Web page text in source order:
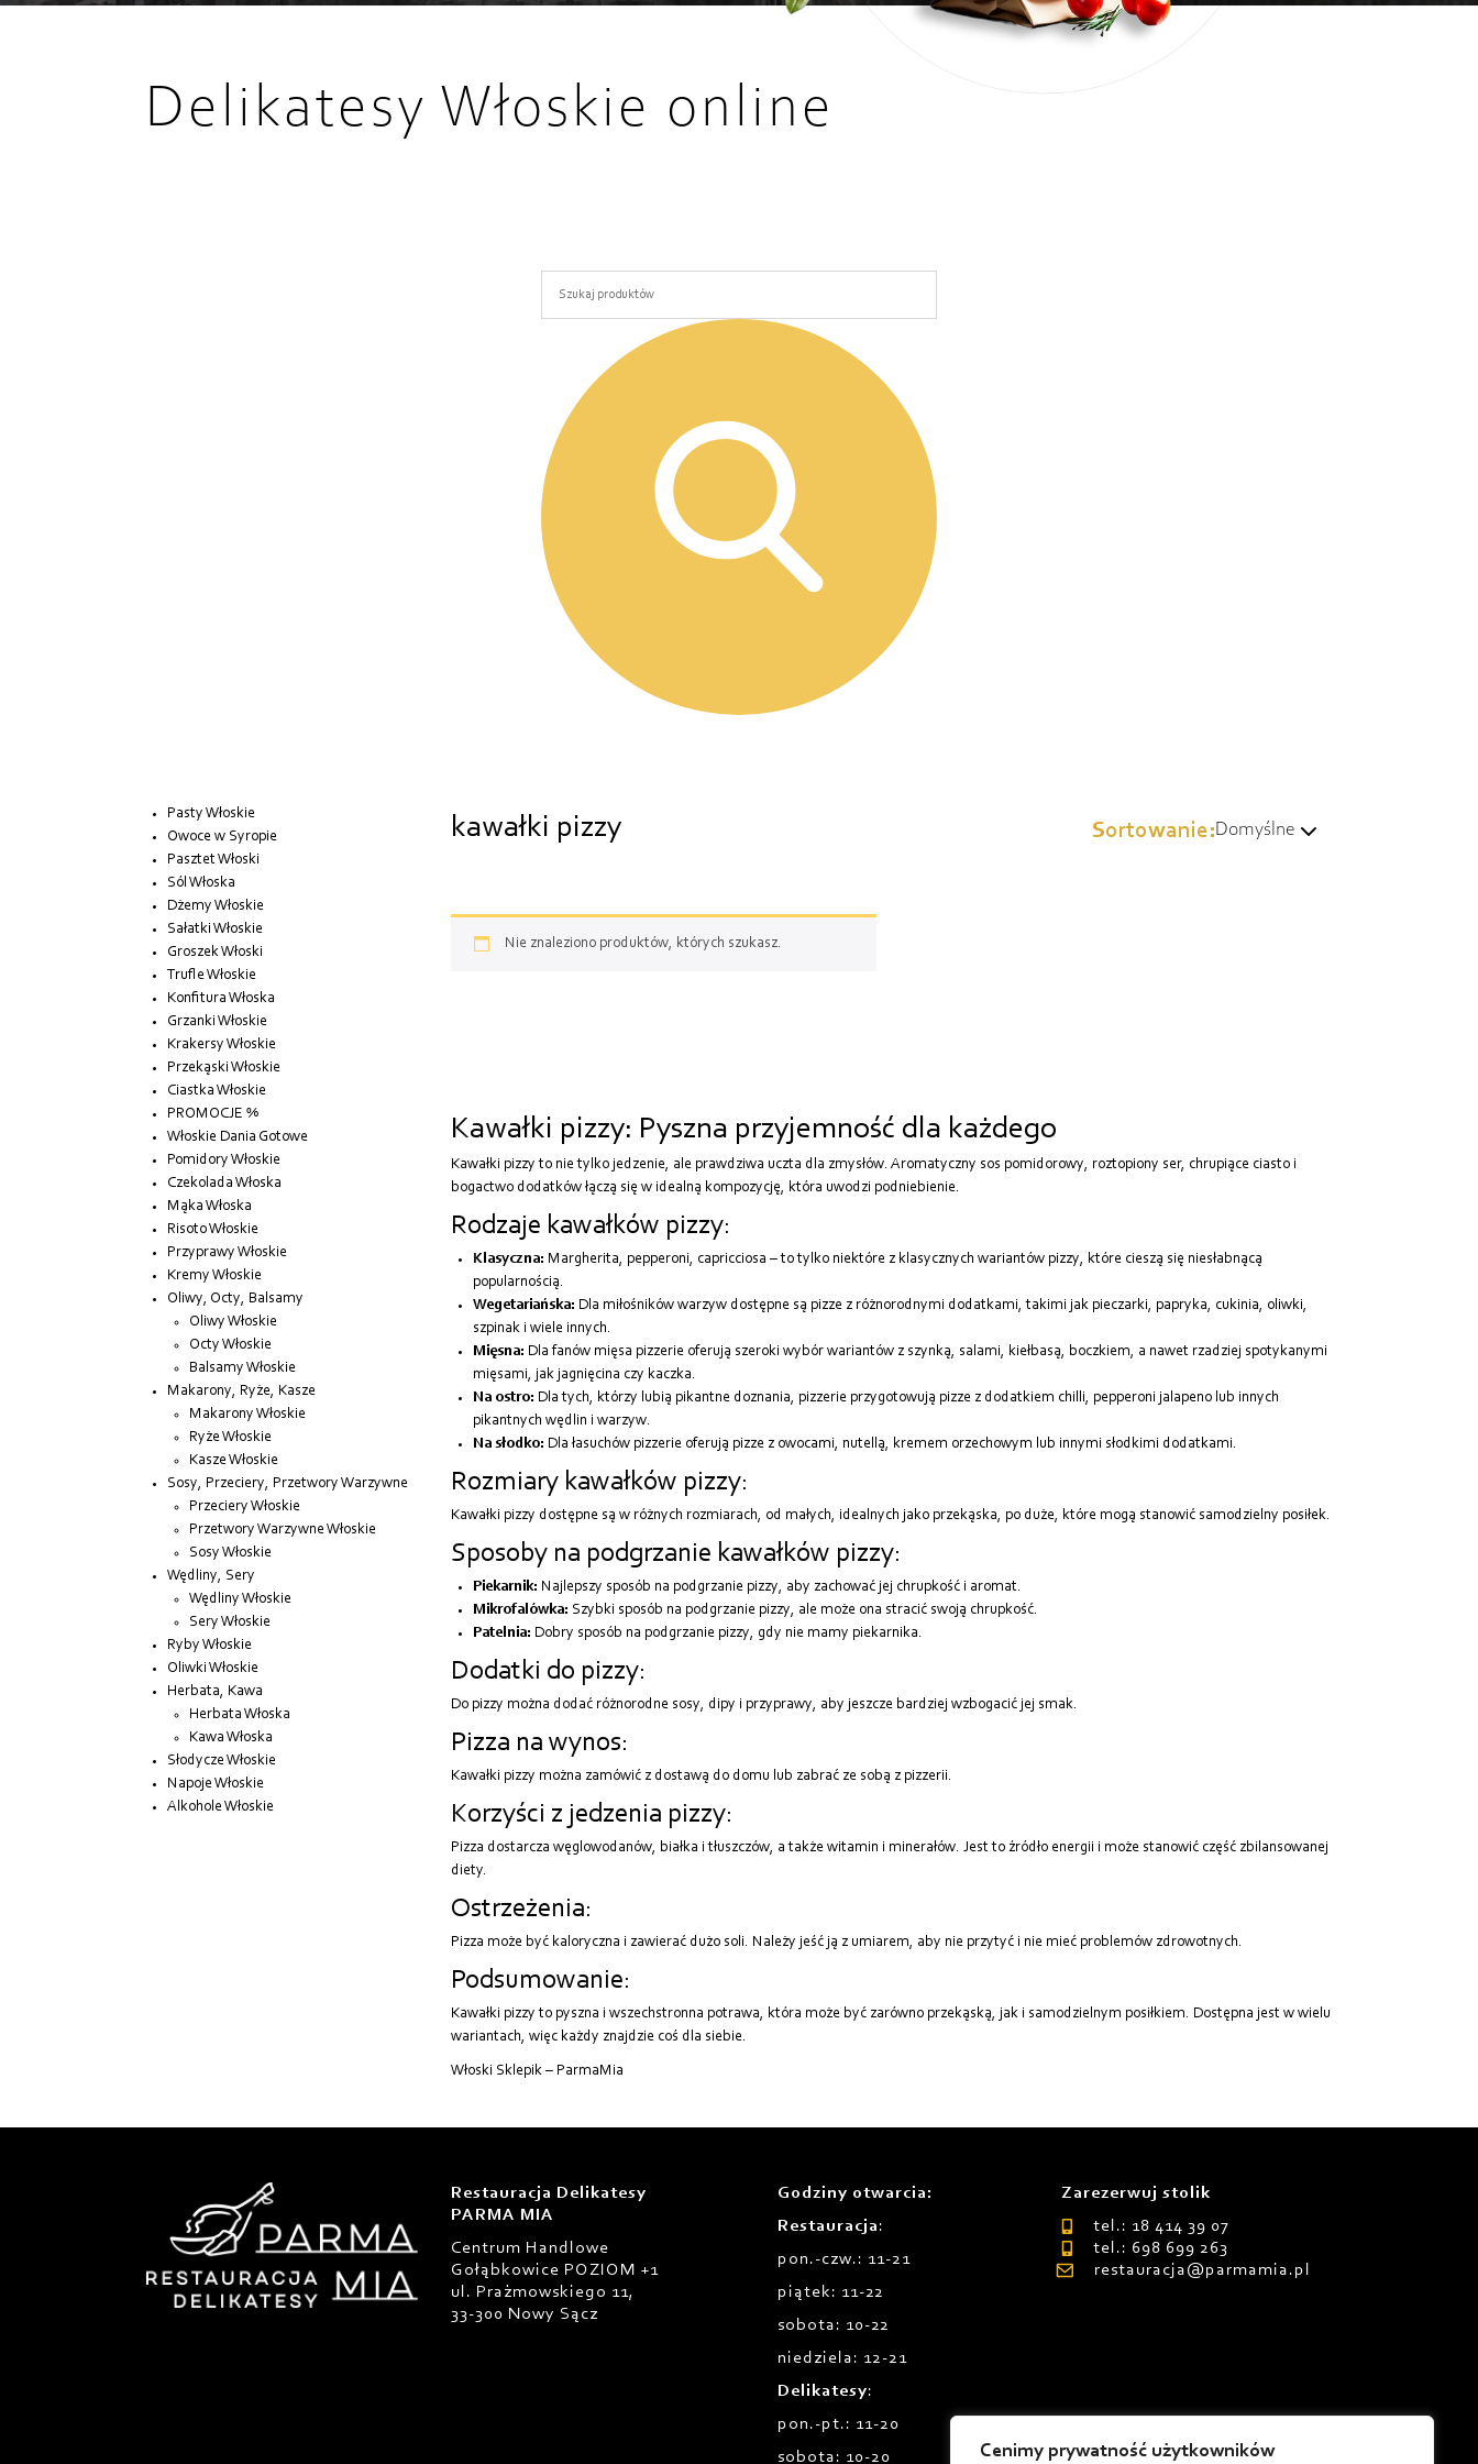
Cenimy prywatność użytkowników
Delikatesy Włoskie online
Pasty Włoskie
Owoce w Syropie
Pasztet Włoski
Sól Włoska
Dżemy Włoskie
Sałatki Włoskie
Groszek Włoski
Trufle Włoskie
Konfitura Włoska
Grzanki Włoskie
Krakersy Włoskie
Przekąski Włoskie
Ciastka Włoskie
PROMOCJE %
Włoskie Dania Gotowe
Pomidory Włoskie
Czekolada Włoska
Mąka Włoska
Risoto Włoskie
Przyprawy Włoskie
Kremy Włoskie
Oliwy, Octy, Balsamy
Oliwy Włoskie
Octy Włoskie
Balsamy Włoskie
Makarony, Ryże, Kasze
Makarony Włoskie
Ryże Włoskie
Kasze Włoskie
Sosy, Przeciery, Przetwory Warzywne
Przeciery Włoskie
Przetwory Warzywne Włoskie
Sosy Włoskie
Wędliny, Sery
Wędliny Włoskie
Sery Włoskie
Ryby Włoskie
Oliwki Włoskie
Herbata, Kawa
Herbata Włoska
Kawa Włoska
Słodycze Włoskie
Napoje Włoskie
Alkohole Włoskie
kawałki pizzy Sortowanie:Domyślne
Nie znaleziono produktów, których szukasz.
Kawałki pizzy: Pyszna przyjemność dla każdego
Kawałki pizzy to nie tylko jedzenie, ale prawdziwa uczta dla zmysłów. Aromatyczny sos pomidorowy, roztopiony ser, chrupiące ciasto i
bogactwo dodatków łączą się w idealną kompozycję, która uwodzi podniebienie.
Rodzaje kawałków pizzy:
Klasyczna: Margherita, pepperoni, capricciosa – to tylko niektóre z klasycznych wariantów pizzy, które cieszą się niesłabnącą
popularnością.
Wegetariańska: Dla miłośników warzyw dostępne są pizze z różnorodnymi dodatkami, takimi jak pieczarki, papryka, cukinia, oliwki,
szpinak i wiele innych.
Mięsna: Dla fanów mięsa pizzerie oferują szeroki wybór wariantów z szynką, salami, kiełbasą, boczkiem, a nawet rzadziej spotykanymi
mięsami, jak jagnięcina czy kaczka.
Na ostro: Dla tych, którzy lubią pikantne doznania, pizzerie przygotowują pizze z dodatkiem chilli, pepperoni jalapeno lub innych
pikantnych wędlin i warzyw.
Na słodko: Dla łasuchów pizzerie oferują pizze z owocami, nutellą, kremem orzechowym lub innymi słodkimi dodatkami.
Rozmiary kawałków pizzy:
Kawałki pizzy dostępne są w różnych rozmiarach, od małych, idealnych jako przekąska, po duże, które mogą stanowić samodzielny posiłek.
Sposoby na podgrzanie kawałków pizzy:
Piekarnik: Najlepszy sposób na podgrzanie pizzy, aby zachować jej chrupkość i aromat.
Mikrofalówka: Szybki sposób na podgrzanie pizzy, ale może ona stracić swoją chrupkość.
Patelnia: Dobry sposób na podgrzanie pizzy, gdy nie mamy piekarnika.
Dodatki do pizzy:
Do pizzy można dodać różnorodne sosy, dipy i przyprawy, aby jeszcze bardziej wzbogacić jej smak.
Pizza na wynos:
Kawałki pizzy można zamówić z dostawą do domu lub zabrać ze sobą z pizzerii.
Korzyści z jedzenia pizzy:
Pizza dostarcza węglowodanów, białka i tłuszczów, a także witamin i minerałów. Jest to źródło energii i może stanowić część zbilansowanej
diety.
Ostrzeżenia:
Pizza może być kaloryczna i zawierać dużo soli. Należy jeść ją z umiarem, aby nie przytyć i nie mieć problemów zdrowotnych.
Podsumowanie:
Kawałki pizzy to pyszna i wszechstronna potrawa, która może być zarówno przekąską, jak i samodzielnym posiłkiem. Dostępna jest w wielu
wariantach, więc każdy znajdzie coś dla siebie.
Włoski Sklepik – ParmaMia
Restauracja Delikatesy
PARMA MIA
Centrum Handlowe
Gołąbkowice POZIOM +1
ul. Prażmowskiego 11,
33-300 Nowy Sącz
Godziny otwarcia:
Restauracja:
pon.-czw.: 11-21
piątek: 11-22
sobota: 10-22
niedziela: 12-21
Delikatesy:
pon.-pt.: 11-20
sobota: 10-20
Zarezerwuj stolik
tel.: 18 414 39 07
tel.: 698 699 263
restauracja@parmamia.pl